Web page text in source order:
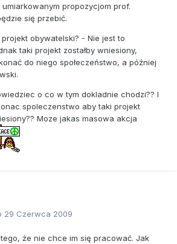
propozycjom prof.
się przebić.
obywatelski? - Nie jest to
taki projekt zostałby wniesiony,
do niego społeczeństwo, a później
o co w tym dokladnie chodzi?? I
spoleczenstwo aby taki projekt
Moze jakas masowa akcja
29 Czerwca 2009
że nie chce im się pracować. Jak